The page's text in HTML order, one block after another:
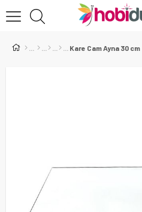
Kare Cam Ayna 30 cm